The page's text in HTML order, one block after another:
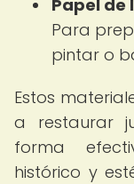
Papel de
Para
pintar o
Estos
a restaurar
forma
histórico y